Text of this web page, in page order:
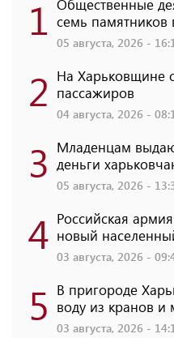
1 Общественные
семь памятников
05 августа, 2026 -
2 На Харьковщине
пассажиров
04 августа, 2026 -
3 Младенцам
деньги
05 августа, 2026 -
4 Российская
новый
03 августа, 2026 -
5 В пригороде
воду из кранов и
03 августа, 2026 -